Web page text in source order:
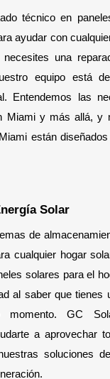
técnico en
ayudar con
una
equipo está
Entendemos las
Miami y más allá, y
están
Solar
de
cualquier hogar
solares para el
al saber que tienes
momento. GC
a aprovechar
soluciones